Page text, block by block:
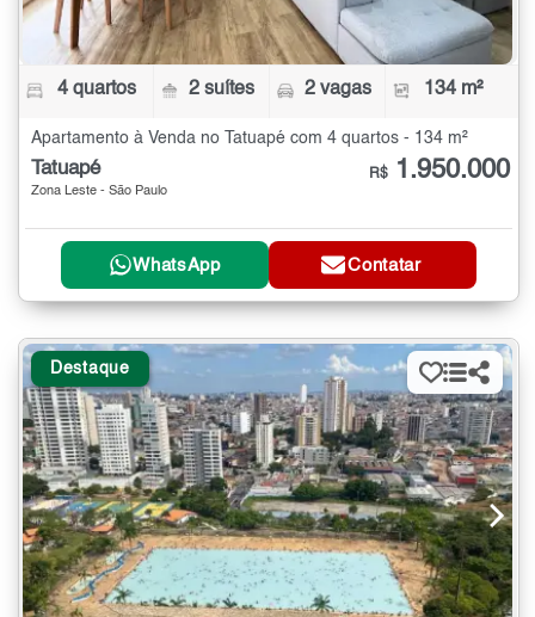
4 quartos 2 suítes 2 vagas 134 m²
Apartamento à Venda no Tatuapé com 4 quartos - 134 m²
Tatuapé
Zona Leste - São Paulo
R$ 1.950.000
WhatsApp Contatar
Destaque